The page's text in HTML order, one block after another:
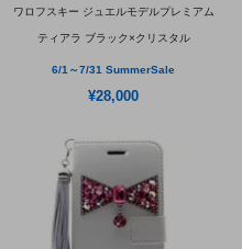
ワロフスキー ジュエルモデルプレミアム
ティアラ ブラック×クリスタル
6/1～7/31 SummerSale
¥28,000